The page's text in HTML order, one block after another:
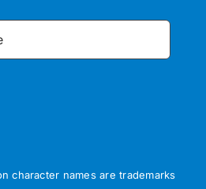
character names are trademarks